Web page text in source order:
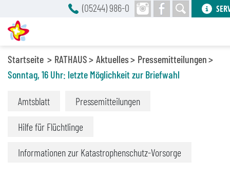
Startseite RATHAUS Aktuelles
Pressemitteilungen
Sonntag, 16 Uhr: letzte Möglichkeit zur Briefwahl
Amtsblatt Pressemitteilungen
Hilfe für Flüchtlinge
Informationen zur Katastrophenschutz-Vorsorge
(05244) 986-0